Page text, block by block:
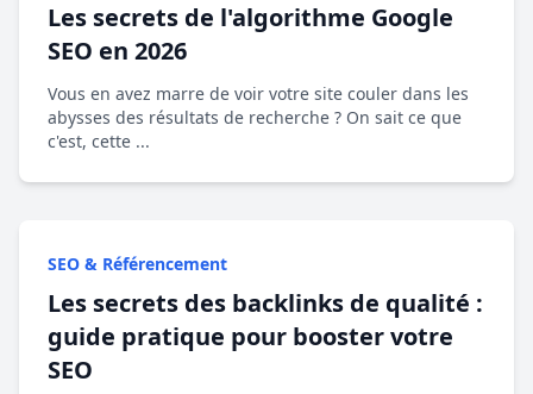
Les secrets de l'algorithme Google
SEO en 2026
Vous en avez marre de voir votre site couler dans les
abysses des résultats de recherche ? On sait ce que
c'est, cette ...
SEO & Référencement
Les secrets des backlinks de qualité :
guide pratique pour booster votre
SEO